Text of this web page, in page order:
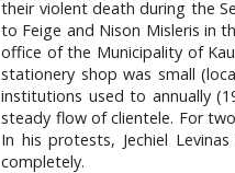
their violent death during the
to Feige and Nison Misleris in
office of the Municipality of
stationery shop was small
institutions used to annually
steady flow of clientele. For
In his protests, Jechiel
completely.